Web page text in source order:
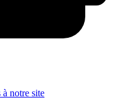
à notre site